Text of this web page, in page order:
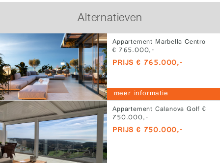
Alternatieven
Appartement Marbella Centro
€ 765.000,-
PRIJS € 765.000,-
meer informatie
Appartement Calanova Golf €
750.000,-
PRIJS € 750.000,-